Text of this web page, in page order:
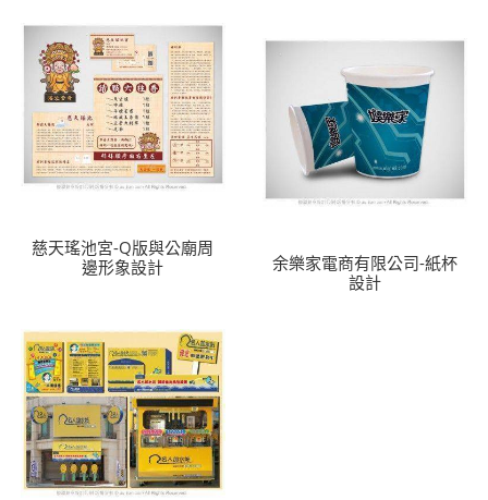
慈天瑤池宮-Q版與公廟周
邊形象設計
余樂家電商有限公司-紙杯
設計